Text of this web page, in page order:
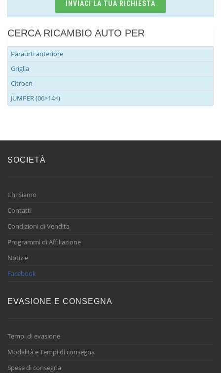
INVIACI LA TUA RICHIESTA
CERCA RICAMBIO AUTO PER
Paraurti anteriore
Griglia
Citroen
JUMPER (06>14<)
SOCIETÀ
Chi Siamo
Contatti
Condizioni di Vendita
Programmi di Affiliazione
Notizie
Facebook
EVASIONE E CONSEGNA
Tempi di evasione
Modalità e Tempi di consegna
Spese di consegna